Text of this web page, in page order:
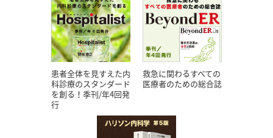
患者全体を見すえた内
科診療のスタンダード
を創る！季刊/年4回発
行
救急に関わるすべての
医療者のための総合誌